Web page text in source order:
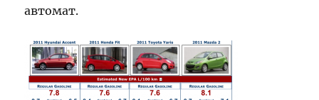
автомат.